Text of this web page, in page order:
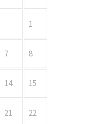
1
7 8
14 15
21 22